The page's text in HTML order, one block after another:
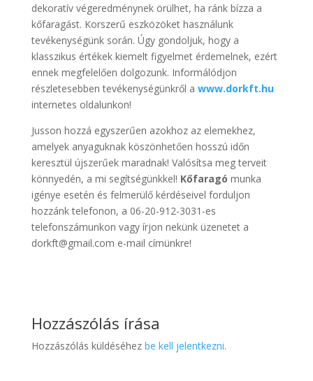
dekoratív végeredménynek örülhet, ha ránk bízza a
kőfaragást. Korszerű eszközöket használunk
tevékenységünk során. Úgy gondoljuk, hogy a
klasszikus értékek kiemelt figyelmet érdemelnek, ezért
ennek megfelelően dolgozunk. Informálódjon
részletesebben tevékenységünkről a www.dorkft.hu
internetes oldalunkon!
Jusson hozzá egyszerűen azokhoz az elemekhez,
amelyek anyaguknak köszönhetően hosszú időn
keresztül újszerűek maradnak! Valósítsa meg terveit
könnyedén, a mi segítségünkkel! Kőfaragó munka
igénye esetén és felmerülő kérdéseivel forduljon
hozzánk telefonon, a 06-20-912-3031-es
telefonszámunkon vagy írjon nekünk üzenetet a
dorkft@gmail.com e-mail címünkre!
Hozzászólás írása
Hozzászólás küldéséhez be kell jelentkezni.